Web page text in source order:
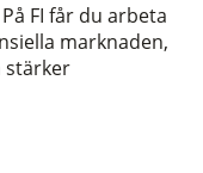
FI får du arbeta
marknaden,
stärker